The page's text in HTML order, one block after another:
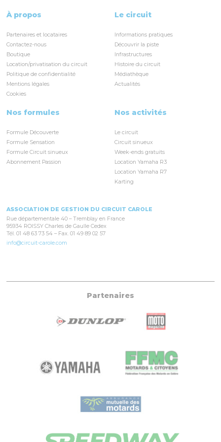
À propos
Partenaires et locataires
Contactez-nous
Boutique
Location/privatisation du circuit
Politique de confidentialité
Mentions légales
Cookies
Le circuit
Informations pratiques
Découvrir la piste
Infrastructures
Histoire du circuit
Médiathèque
Actualités
Nos formules
Formule Découverte
Formule Sensation
Formule Circuit sinueux
Abonnement Passion
Nos activités
Le circuit
Circuit sinueux
Week-ends gratuits
Location Yamaha R3
Location Yamaha R7
Karting
ASSOCIATION DE GESTION DU CIRCUIT CAROLE
Rue départementale 40 – Tremblay en France
95934 ROISSY Charles de Gaulle Cedex
Tél. 01 48 63 73 54 – Fax. 01 49 89 02 57
info@circuit-carole.com
Partenaires